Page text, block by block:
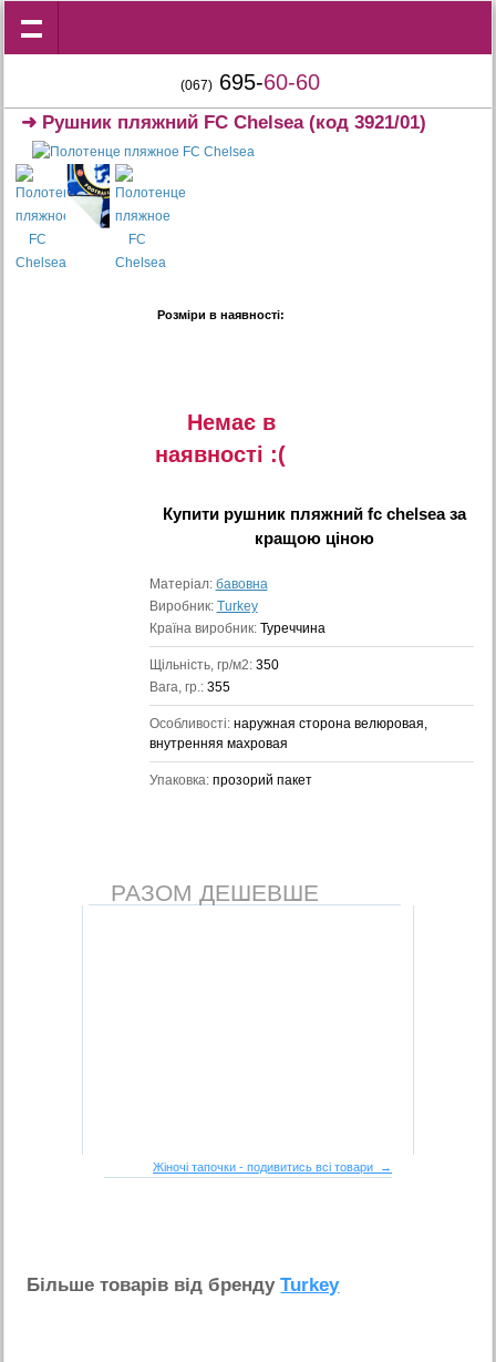
(067) 695-60-60
➜ Рушник пляжний FC Chelsea(код 3921/01)
Розміри в наявності:
Немає в
наявностi :(
Купити рушник пляжний fc chelseaза
кращою ціною
Матеріал: бавовна
Виробник: Turkey
Країна виробник: Туреччина
Щільність, гр/м2: 350
Вага, гр.: 355
Особливості: наружная сторона велюровая,
внутренняя махровая
Упаковка: прозорий пакет
РАЗОМ ДЕШЕВШЕ
Жіночі тапочки - подивитись всі товари →
Бiльше товарiв вiд брендуTurkey